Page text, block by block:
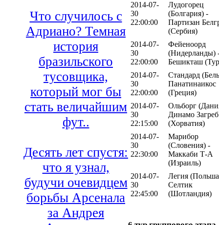
Что случилось с
Адриано? Темная
история
бразильского
тусовщика,
который мог бы
стать величайшим
фут..
Десять лет спустя:
что я узнал,
будучи очевидцем
борьбы Арсенала
за Андрея
2014-07-
30
22:00:00
Лудогорец
(Болгария) -
Партизан
(Сербия)
2014-07-
30
22:00:00
Фейеноорд
(Нидерланды)
Бешикташ
2014-07-
30
22:00:00
Стандард
Панатинаикос
(Греция)
2014-07-
30
22:15:00
Ольборг
Динамо Загреб
(Хорватия)
2014-07-
30
22:30:00
Марибор
(Словения) -
Маккаби Т-А
(Израиль)
2014-07-
30
22:45:00
Легия
Селтик
(Шотландия)